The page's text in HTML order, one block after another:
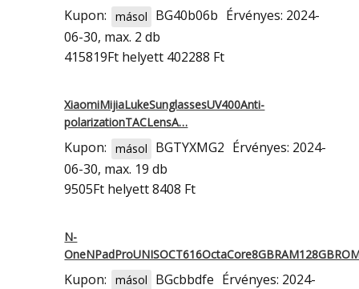
Kupon: másol BG40b06b Érvényes: 2024-
06-30, max. 2 db
415819Ft helyett 402288 Ft
XiaomiMijiaLukeSunglassesUV400Anti-
polarizationTACLensA…
Kupon: másol BGTYXMG2 Érvényes: 2024-
06-30, max. 19 db
9505Ft helyett 8408 Ft
N-
Kupon: másol BGcbbdfe Érvényes: 2024-